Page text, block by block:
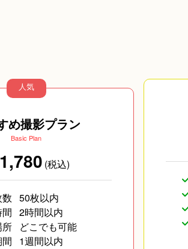
人気
め撮影プラン
Basic Plan
(税込)
50枚以内
2時間以内
どこでも可能
1週間以内